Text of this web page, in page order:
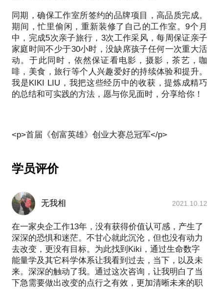
家有机体验庄园餐厅，并提供家庭有机食品配送服
务。
2017年，在16年品牌运营和咨询的工作经历中，接触
了生涯规划咨询，并系统学习通过生涯规划师认证和
企业生涯规划师授证。将多年品牌运营及咨询工作的
经验，将品牌与生涯规划结合，对于中小创业人士，
或文创产业从业人士，以及期待往个人品牌转型的
人，研究出一套行之有效的职业解决体系。
冠军比赛照片
工作室报道
同期，确保工作室所签约的品牌项目，高品质完成。
期间，忙里偷闲，重新装修了自己的工作室。9个月
中，完成5次亲子旅行，3次工作采风，每周保证亲子
家庭时间不少于30小时，没缺席孩子任何一次重大活
动。于此同时，依然保证看电影，摄影，茶艺，咖
啡，美食，旅行等个人兴趣爱好的持续体验和提升。
我是KIKI LIU，我把这些经历中的收获，提炼成精巧
的总结和可实践的方法，愿与你见面时，分享给你！
学员评价
无我相 2021.10.12
在一家央企工作13年，没有获得价值认可感，产生了
深深的恐惧和迷茫。不甘心就此沉沦，但也没有动力
去改变，更没有目标。为此找到Kiki，通过生命数字
能量学及其它科学体系让我看到过去，当下，以及未
来。深深的触动了我。通过这次咨询，让我明白了当
下急需要做出改变的点行之有效，更加清晰未来的职